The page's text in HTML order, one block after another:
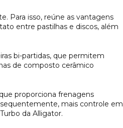
Para isso, reúne as vantagens
entre pastilhas e discos, além
bi-partidas, que permitem
de composto cerâmico
proporciona frenagens
mais controle em
da Alligator.